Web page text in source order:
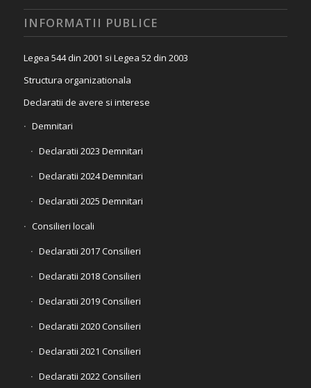
INFORMATII PUBLICE
Legea 544 din 2001 si Legea 52 din 2003
Structura organizationala
Declaratii de avere si interese
Demnitari
Declaratii 2023 Demnitari
Declaratii 2024 Demnitari
Declaratii 2025 Demnitari
Consilieri locali
Declaratii 2017 Consilieri
Declaratii 2018 Consilieri
Declaratii 2019 Consilieri
Declaratii 2020 Consilieri
Declaratii 2021 Consilieri
Declaratii 2022 Consilieri